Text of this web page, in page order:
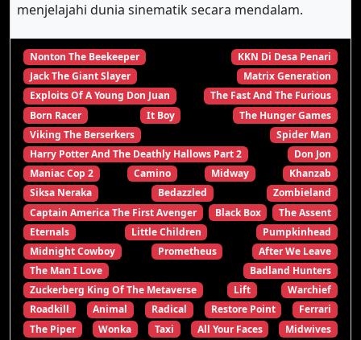
menjelajahi dunia sinematik secara mendalam.
Nonton The Beekeeper
KKN Di Desa Penari
Jack The Giant Slayer
Matrix Generation
Exploits Of A Young Don Juan
The Fast And The Furious
Born Racer
It Boy
The Hunger Games
Viking The Berserkers
Spider Man
Harry Potter And The Deathly Hallows Part 2
Don Jon
Maniac Cop 2
Camino Midway
Khanzab
Siksa Neraka
Bedazzled
Zombieland
Captain America The First Avenger
Black Box
The Assent
Eternals
Little Children
Pumpkinhead
Midnight Cowboy
Prometheus
After We Leave
The Man I Love
Badland Hunters
Zuckerberg King Of The Metaverse
Lift
Warchief
Roadkill
Animal Radical Restore Point
Ferrari
The Piper
Wonka Taxi All Your Faces
Midwives